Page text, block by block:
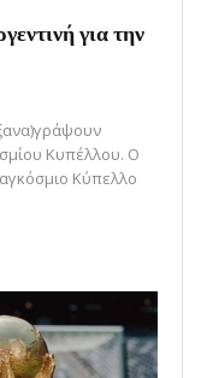
για την
Κυπέλλου. Ο
Κύπελλο